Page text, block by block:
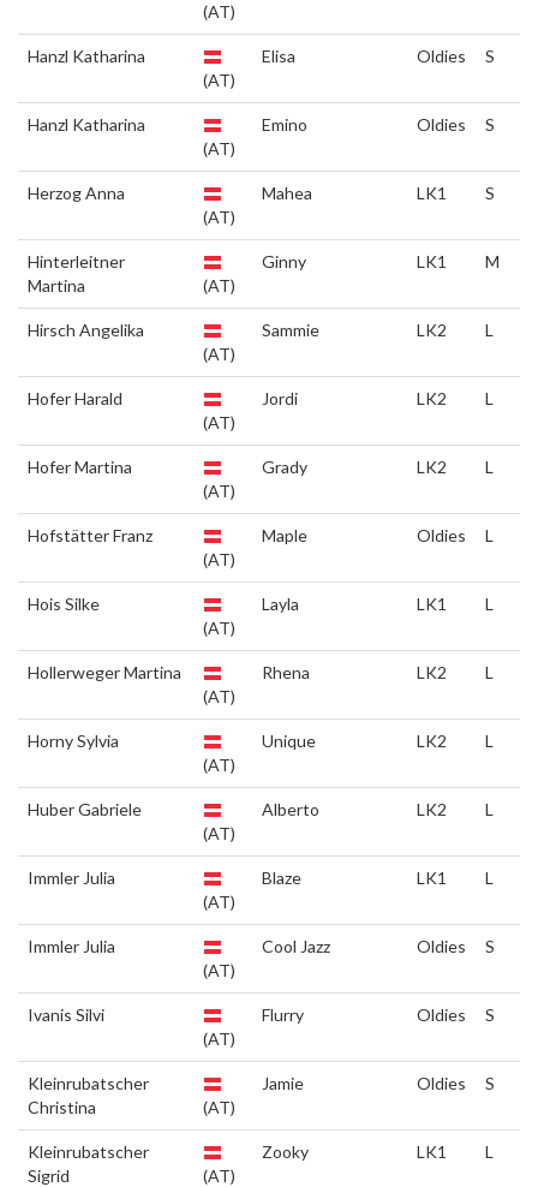
(AT)
Hanzl Katharina
(AT)
Elisa Oldies S
Hanzl Katharina
(AT)
Emino Oldies S
Herzog Anna
(AT)
Mahea LK1 S
Hinterleitner
Martina
(AT)
Ginny LK1 M
Hirsch Angelika
(AT)
Sammie LK2 L
Hofer Harald
(AT)
Jordi LK2 L
Hofer Martina
(AT)
Grady LK2 L
Hofstätter Franz
(AT)
Maple Oldies L
Hois Silke
(AT)
Layla LK1 L
Hollerweger Martina
(AT)
Rhena LK2 L
Horny Sylvia
(AT)
Unique LK2 L
Huber Gabriele
(AT)
Alberto LK2 L
Immler Julia
(AT)
Blaze LK1 L
Immler Julia
(AT)
Cool Jazz Oldies S
Ivanis Silvi
(AT)
Flurry Oldies S
Kleinrubatscher
Christina
(AT)
Jamie Oldies S
Kleinrubatscher
Sigrid
(AT)
Zooky LK1 L